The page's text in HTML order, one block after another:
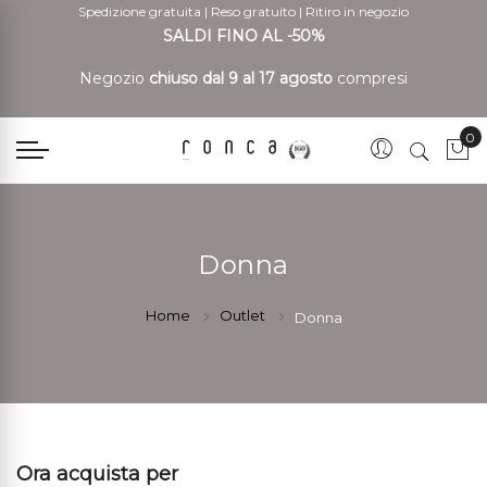
Spedizione gratuita | Reso gratuito | Ritiro in negozio
SALDI FINO AL -50%
Negozio chiuso dal 9 al 17 agosto compresi
0
Donna
Home Outlet Donna
Ora acquista per